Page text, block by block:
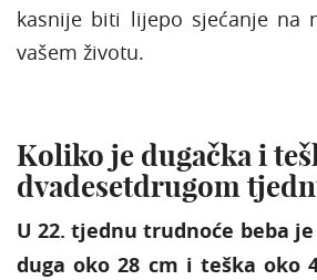
kasnije biti lijepo sjećanje na
vašem životu.
Koliko je dugačka i
dvadesetdrugom
U 22. tjednu trudnoće beba
duga oko 28 cm i teška oko